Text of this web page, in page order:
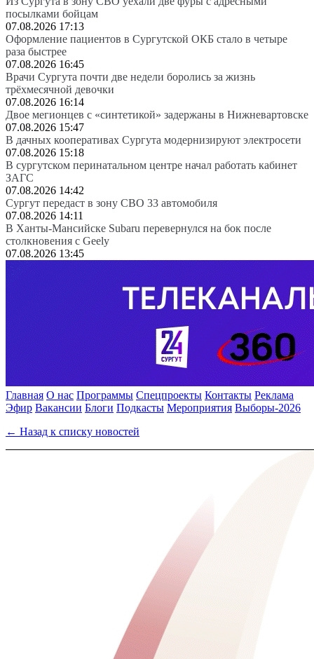
посылками бойцам
07.08.2026 17:13
Оформление пациентов в Сургутской ОКБ стало в четыре
раза быстрее
07.08.2026 16:45
Врачи Сургута почти две недели боролись за жизнь
трёхмесячной девочки
07.08.2026 16:14
Двое мегионцев с «синтетикой» задержаны в Нижневартовске
07.08.2026 15:47
В дачных кооперативах Сургута модернизируют электросети
07.08.2026 15:18
В сургутском перинатальном центре начал работать кабинет
ЗАГС
07.08.2026 14:42
Сургут передаст в зону СВО 33 автомобиля
07.08.2026 14:11
В Ханты-Мансийске Subaru перевернулся на бок после
столкновения с Geely
07.08.2026 13:45
Главная О нас Программы Спецпроекты Контакты Реклама
Эфир Вакансии Блоги Подкасты Мероприятия Выборы-2026
← Назад к списку новостей